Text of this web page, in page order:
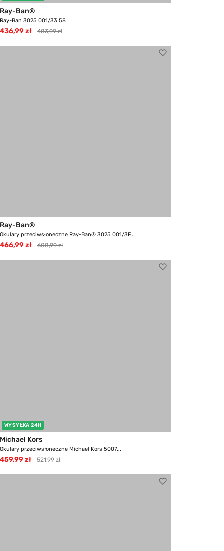
Ray-Ban®
Ray-Ban 3025 001/33 58
436,99 zł 483,99 zł
Ray-Ban®
Okulary przeciwsłoneczne Ray-Ban® 3025 001/3F...
466,99 zł 608,99 zł
WYSYŁKA 24H
Michael Kors
Okulary przeciwsłoneczne Michael Kors 5007...
459,99 zł 521,99 zł